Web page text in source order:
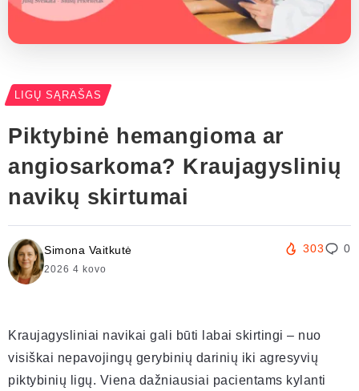
LIGŲ SĄRAŠAS
Piktybinė hemangioma ar
angiosarkoma? Kraujagyslinių
navikų skirtumai
Simona Vaitkutė
2026 4 kovo
303 0
Kraujagysliniai navikai gali būti labai skirtingi – nuo
visiškai nepavojingų gerybinių darinių iki agresyvių
piktybinių ligų. Viena dažniausiai pacientams kylanti